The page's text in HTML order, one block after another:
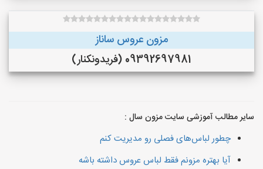
مزون عروس ساناز
09392697981 (فريدونكنار)
سایر مطالب آموزشی سایت مزون سال :
چطور لباس‌های فصلی رو مدیریت کنم
آیا بهتره مزونم فقط لباس عروس داشته باشه